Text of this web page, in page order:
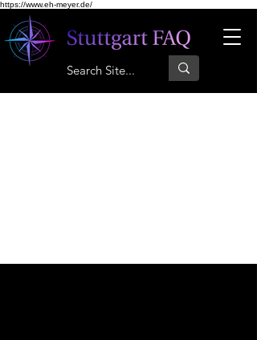
https://www.eh-meyer.de/